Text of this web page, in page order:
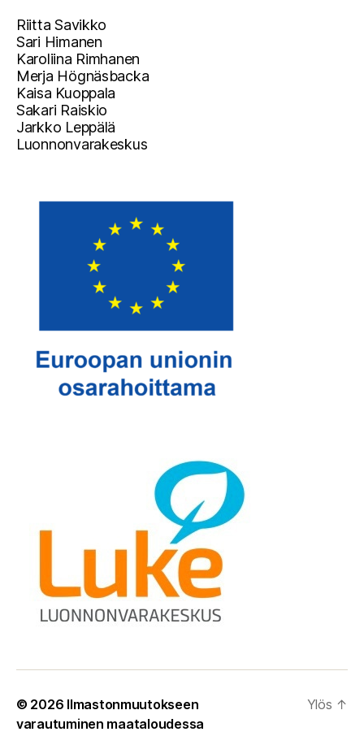
Riitta Savikko
Sari Himanen
Karoliina Rimhanen
Merja Högnäsbacka
Kaisa Kuoppala
Sakari Raiskio
Jarkko Leppälä
Luonnonvarakeskus
© 2026 Ilmastonmuutokseen
varautuminen maataloudessa
Ylös ↑